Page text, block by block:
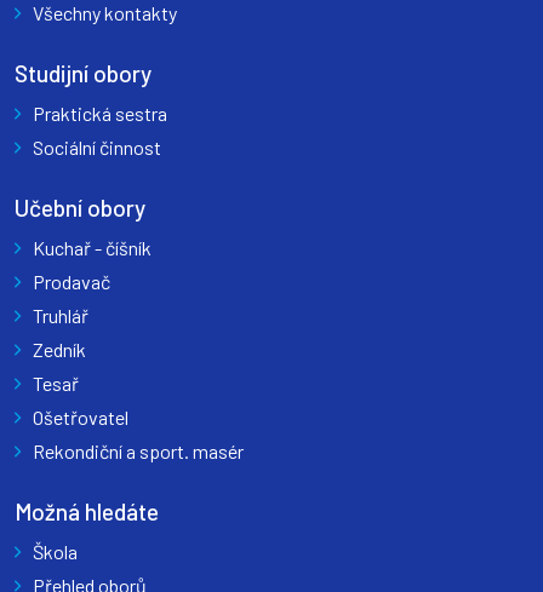
Všechny kontakty
Studijní obory
Praktická sestra
Sociální činnost
Učební obory
Kuchař - číšník
Prodavač
Truhlář
Zedník
Tesař
Ošetřovatel
Rekondiční a sport. masér
Možná hledáte
Škola
Přehled oborů